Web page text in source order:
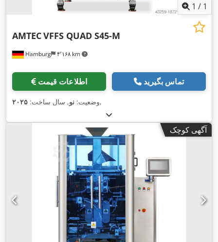
1 / 1
Hamburg ۴٬۱۶۸ km
AMTECVFFS QUAD S45-M
اطلاعات قیمت تماس بگیرید
وضعیت: نو, سال ساخت: ۲۰۲۵ ,
آگهی کوچک